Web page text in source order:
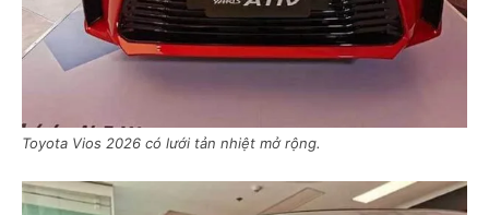
Toyota Vios 2026 có lưới tản nhiệt mở rộng.